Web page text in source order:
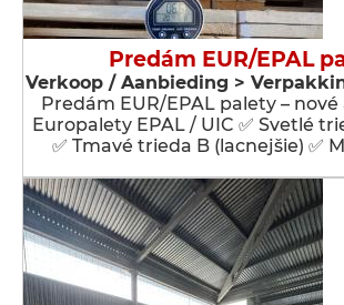
Predám EUR/EPAL
Verkoop / Aanbieding >
Predám EUR/EPAL palety – nové
Europalety EPAL / UIC ✅ Svetlé
✅ Tmavé trieda B (lacnejšie) ✅